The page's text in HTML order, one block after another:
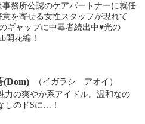
務所公認のケアパートナーに就任
を寄せる女性スタッフが現れて
ャップに中毒者続出中♥光の
開花編！
(Dom)
（イガラシ アオイ）
力の爽やか系アイドル。温和なの
しのドSに…！